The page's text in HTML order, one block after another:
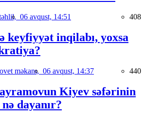
06 avqust, 14:51 408
keyfiyyət inqilabı, yoxsa
məkanı, 06 avqust, 14:37 440
Kiyev səfərinin
dayanır?